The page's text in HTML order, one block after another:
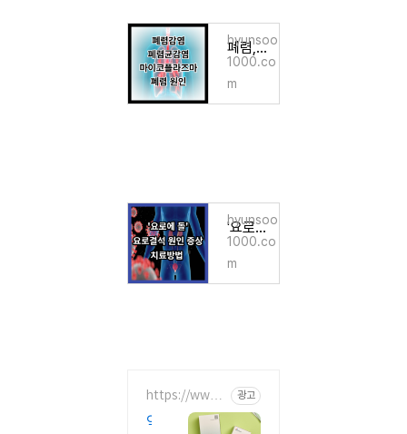
폐렴, 감염, 폐렴균감염, 마이코플라즈마폐렴 원인
hyunsoo
1000.co
m
'요로에 돌' 요로결석의 원인 증상 치료방법
hyunsoo
1000.co
m
https://www.
medicoach.kr
광고
약